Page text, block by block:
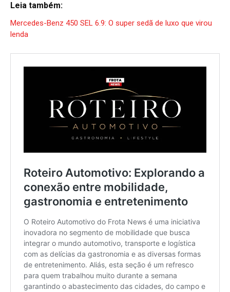
Leia também:
Mercedes-Benz 450 SEL 6.9: O super sedã de luxo que virou
lenda